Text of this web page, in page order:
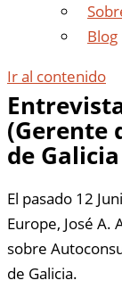
Blog
Ir al contenido
(Gerente
de Galicia
El pasado 12
Europe, José
sobre
de Galicia.